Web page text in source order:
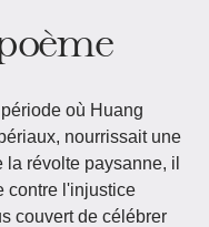
où Huang
nourrissait une
révolte paysanne, il
contre l'injustice
couvert de célébrer